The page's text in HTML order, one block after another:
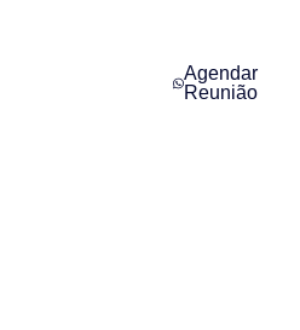
Agendar
Reunião